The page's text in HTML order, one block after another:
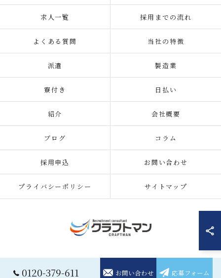
0120-379-611 お問い合わせ 応募フォーム
求人一覧 採用までの流れ
よくある質問 当社の特徴
派遣 製造業
寮付き 日払い
紹介 会社概要
ブログ コラム
採用申込 お問い合わせ
プライバシーポリシー サイトマップ
© 2026 住み込みの仕事の求人なら株式会社クラフトマン ALL RIGHTS